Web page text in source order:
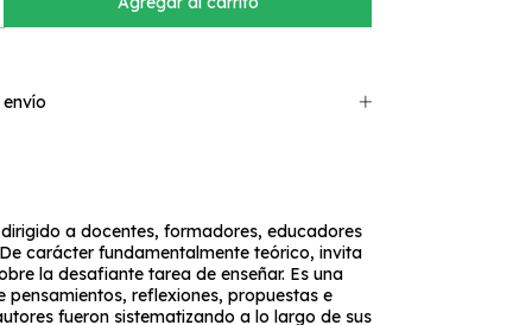
a docentes, formadores, educadores
carácter fundamentalmente teórico, invita
la desafiante tarea de enseñar. Es una
pensamientos, reflexiones, propuestas e
fueron sistematizando a lo largo de sus